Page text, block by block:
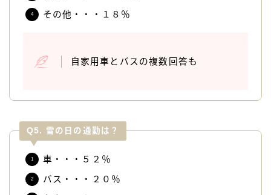
その他・・・１８％
自家用車とバスの複数回答も
Q5. 雪の日の通勤は？
車・・・５２％
バス・・・２０％